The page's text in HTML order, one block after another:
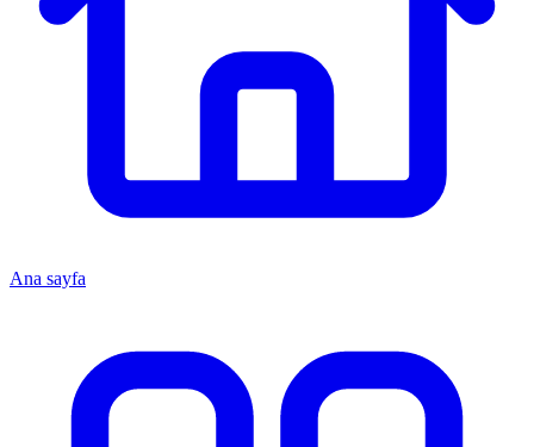
Ana sayfa